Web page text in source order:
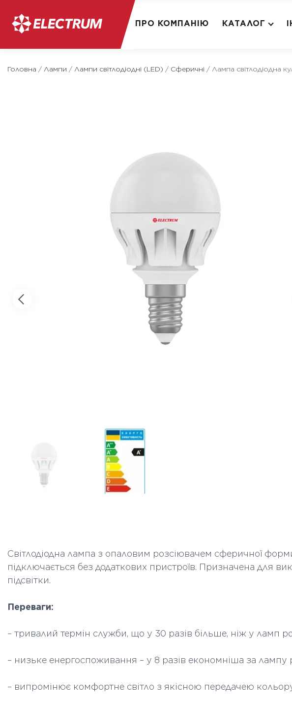
to
ПРО КОМПАНІЮ КАТАЛОГ
Головна / Лампи / Лампи світлодіодні (LED) / Сферичні / Лампа світлодіодна
Світлодіодна лампа з опаловим розсіювачем сферичної
підключається без додаткових пристроїв. Призначена для
підсвітки.
Переваги:
– тривалий термін служби, що у 30 разів більше, ніж у ламп
– низьке енергоспоживання – у 8 разів економніша за
– випромінює комфортне світло з якісною передачею